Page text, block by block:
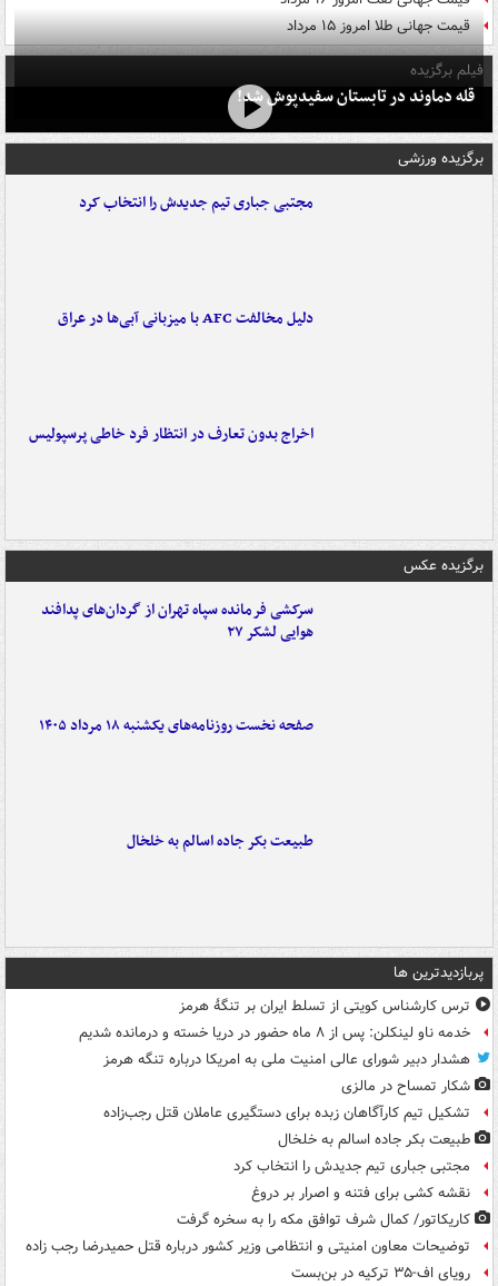
قیمت جهانی طلا امروز ۱۵ مرداد
فیلم برگزیده
قله دماوند در تابستان سفیدپوش شد!
برگزیده ورزشی
مجتبی جباری تیم جدیدش را انتخاب کرد
دلیل مخالفت AFC با میزبانی آبی‌ها در عراق
اخراج بدون تعارف در انتظار فرد خاطی پرسپولیس
برگزیده عکس
سرکشی فرمانده سپاه تهران از گردان‌های پدافند
هوایی لشکر ۲۷
صفحه نخست روزنامه‌های یکشنبه ۱۸ مرداد ۱۴۰۵
طبیعت بکر جاده اسالم به خلخال
پربازدیدترین ها
ترس کارشناس کویتی از تسلط ایران بر تنگۀ هرمز
خدمه ناو لینکلن: پس از ۸ ماه حضور در دریا خسته و درمانده‌ شدیم
هشدار دبیر شورای عالی امنیت ملی به امریکا درباره تنگه هرمز
شکار تمساح در مالزی
تشکیل تیم کارآگاهان زبده برای دستگیری عاملان قتل رجب‌زاده
طبیعت بکر جاده اسالم به خلخال
مجتبی جباری تیم جدیدش را انتخاب کرد
نقشه کشی برای فتنه و اصرار بر دروغ
کاریکاتور/ کمال شرف توافق مکه را به سخره گرفت
توضیحات معاون امنیتی و انتظامی وزیر کشور درباره قتل حمیدرضا رجب زاده
رویای اف-۳۵ ترکیه در بن‌بست